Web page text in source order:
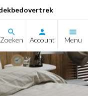
Zoeken Account Menu